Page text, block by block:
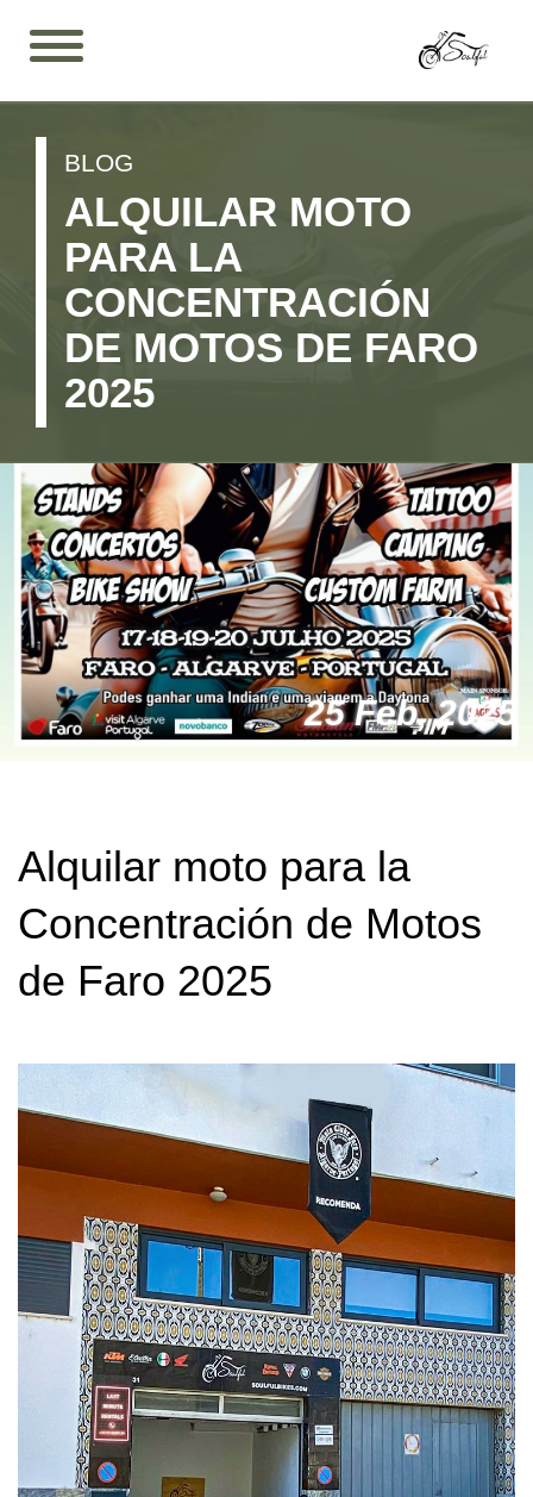
BLOG
ALQUILAR MOTO
PARA LA
CONCENTRACIÓN
DE MOTOS DE FARO
2025
25 Feb, 2025
Alquilar moto para la
Concentración de Motos
de Faro 2025